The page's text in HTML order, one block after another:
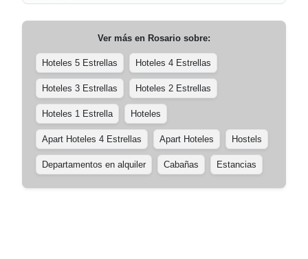
Ver más en Rosario sobre:
Hoteles 5 Estrellas Hoteles 4 Estrellas
Hoteles 3 Estrellas Hoteles 2 Estrellas
Hoteles 1 Estrella Hoteles
Apart Hoteles 4 Estrellas Apart Hoteles Hostels
Departamentos en alquiler Cabañas Estancias